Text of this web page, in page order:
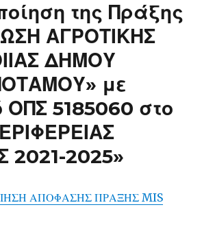
της Πράξης
ΑΓΡΟΤΙΚΗΣ
ΔΗΜΟΥ
με
ΟΠΣ 5185060 στο
2021-2025»
ΑΠΟΦΑΣΗΣ ΠΡΑΞΗΣ MIS